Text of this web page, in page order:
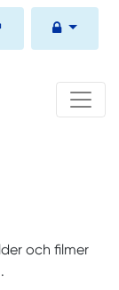
och filmer